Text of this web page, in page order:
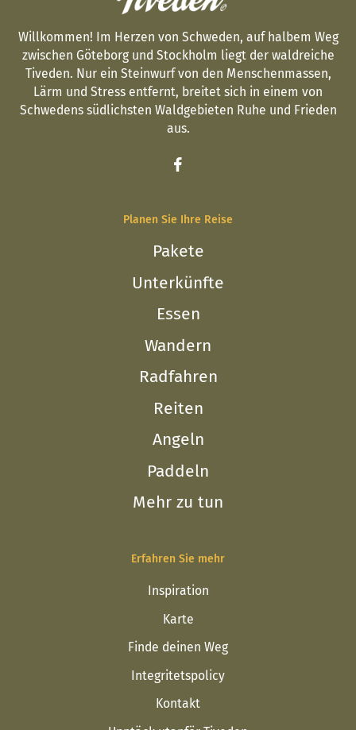
Willkommen! Im Herzen von Schweden, auf halbem Weg
zwischen Göteborg und Stockholm liegt der waldreiche
Tiveden. Nur ein Steinwurf von den Menschenmassen,
Lärm und Stress entfernt, breitet sich in einem von
Schwedens südlichsten Waldgebieten Ruhe und Frieden
aus.
Planen Sie Ihre Reise
Pakete
Unterkünfte
Essen
Wandern
Radfahren
Reiten
Angeln
Paddeln
Mehr zu tun
Erfahren Sie mehr
Inspiration
Karte
Finde deinen Weg
Integritetspolicy
Kontakt